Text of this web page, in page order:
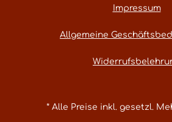
Impressum
Allgemeine
* Alle Preise inkl. gesetzl.